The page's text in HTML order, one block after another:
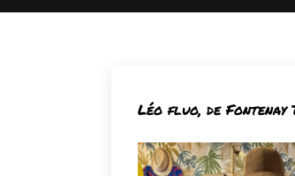
Léo fluo, de Fontenay